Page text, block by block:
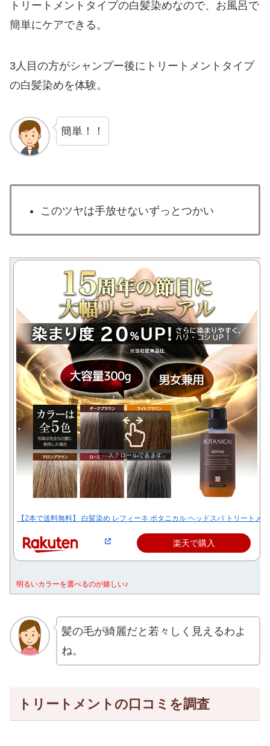
トリートメントタイプの白髪染めなので、お風呂で
簡単にケアできる。
3人目の方がシャンプー後にトリートメントタイプ
の白髪染めを体験。
簡単！！
このツヤは手放せないずっとつかい
【2本で送料無料】 白髪染め レフィーネ ボタニカル ヘッドスパ トリートメ
楽天で購入
明るいカラーを選べるのが嬉しい♪
スクロールできます
髪の毛が綺麗だと若々しく見えるわよ
ね。
トリートメントの口コミを調査